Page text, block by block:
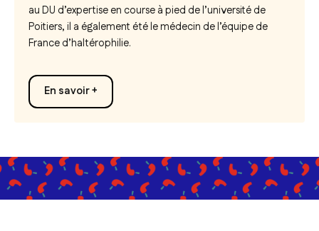
au DU d’expertise en course à pied de l’université de
Poitiers, il a également été le médecin de l’équipe de
France d’haltérophilie.
En savoir +